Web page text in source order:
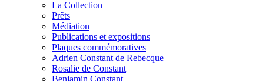
La Collection
Prêts
Médiation
Publications et expositions
Plaques commémoratives
Adrien Constant de Rebecque
Rosalie de Constant
Benjamin Constant